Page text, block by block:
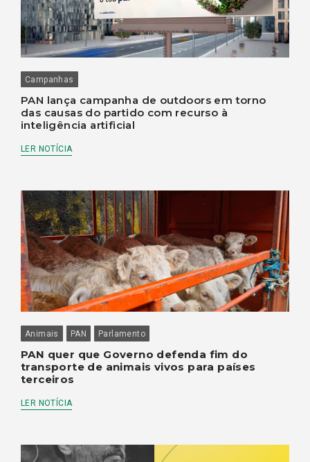
Campanhas
PAN lança campanha de outdoors em torno
das causas do partido com recurso à
inteligência artificial
LER NOTÍCIA
Animais PAN Parlamento
PAN quer que Governo defenda fim do
transporte de animais vivos para países
terceiros
LER NOTÍCIA